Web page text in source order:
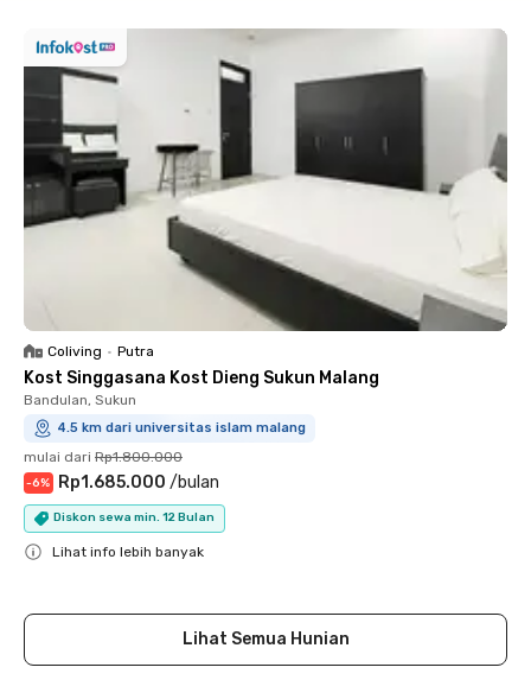
Coliving • Putra
Kost Singgasana Kost Dieng Sukun Malang
Bandulan, Sukun
4.5 km dari universitas islam malang
mulai dari Rp1.800.000
-6% Rp1.685.000 /bulan
Diskon sewa min. 12 Bulan
Lihat info lebih banyak
Lihat Semua Hunian